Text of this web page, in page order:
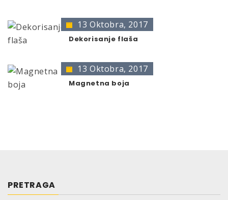
13 Oktobra, 2017
Dekorisanje flaša
13 Oktobra, 2017
Magnetna boja
PRETRAGA